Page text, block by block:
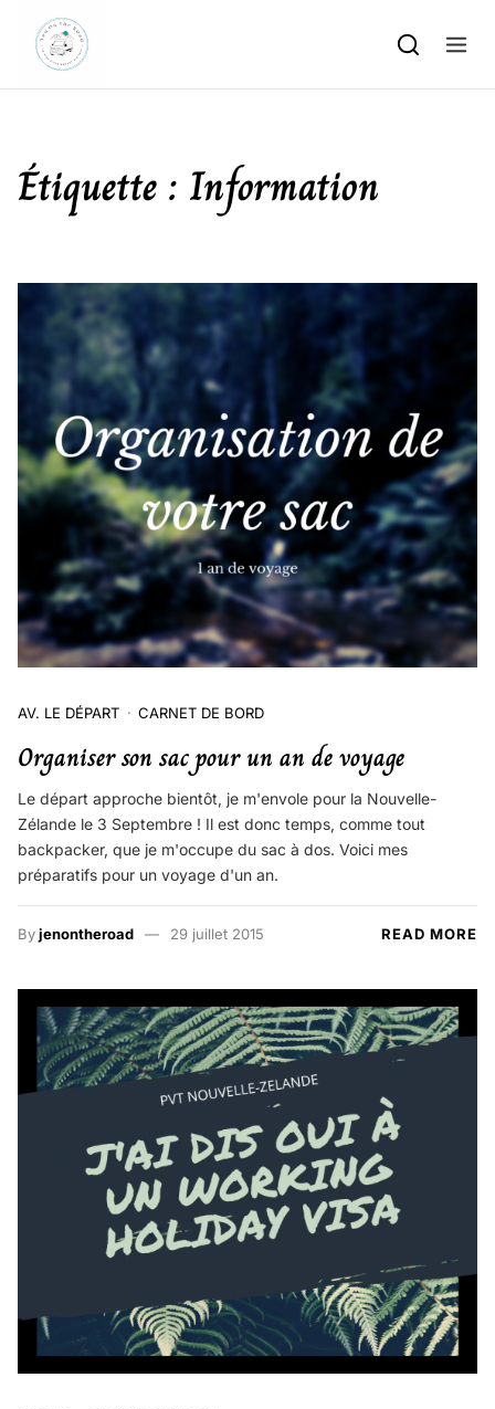
Skip to content
Étiquette : Information
AV. LE DÉPART CARNET DE BORD
Organiser son sac pour un an de voyage
Le départ approche bientôt, je m'envole pour la Nouvelle-
Zélande le 3 Septembre ! Il est donc temps, comme tout
backpacker, que je m'occupe du sac à dos. Voici mes
préparatifs pour un voyage d'un an.
Byjenontheroad 29 juillet 2015 READ MORE